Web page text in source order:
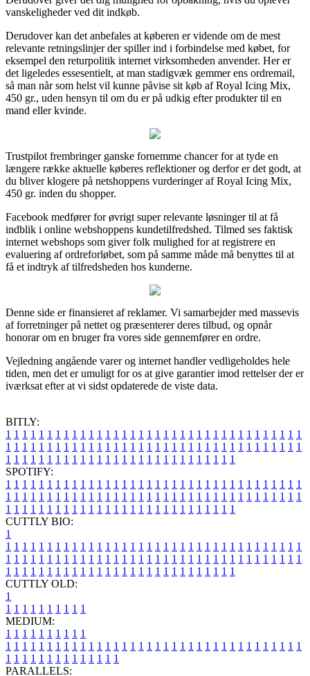
vanskeligheder ved dit indkøb.
Derudover kan det anbefales at køberen er vidende om de mest
relevante retningslinjer der spiller ind i forbindelse med købet, for
eksempel den returpolitik internet virksomheden anvender. Her er
det ligeledes essesentielt, at man stadigvæk gemmer ens ordremail,
så man når som helst vil kunne påvise sit køb af Royal Icing Mix,
450 gr., uden hensyn til om du er på udkig efter produkter til en
mand eller kvinde.
Trustpilot frembringer ganske fornemme chancer for at tyde en
længere række aktuelle køberes reflektioner og derfor er det godt, at
du bliver klogere på netshoppens vurderinger af Royal Icing Mix,
450 gr. inden du shopper.
Facebook medfører for øvrigt super relevante løsninger til at få
indblik i online webshoppens kundetilfredshed. Tilmed ses faktisk
internet webshops som giver folk mulighed for at registrere en
evaluering af ordreforløbet, som på samme måde må benyttes til at
få et indtryk af tilfredsheden hos kunderne.
Denne side er finansieret af reklamer. Vi samarbejder med massevis
af forretninger på nettet og præsenterer deres tilbud, og opnår
honorar om en bruger fra vores side gennemfører en ordre.
Vejledning angående varer og internet handler vedligeholdes hele
tiden, men det er umuligt for os at give garantier imod rettelser der er
iværksat efter at vi sidst opdaterede de viste data.
BITLY:
1 1 1 1 1 1 1 1 1 1 1 1 1 1 1 1 1 1 1 1 1 1 1 1 1 1 1 1 1 1 1 1 1 1 1 1
1 1 1 1 1 1 1 1 1 1 1 1 1 1 1 1 1 1 1 1 1 1 1 1 1 1 1 1 1 1 1 1 1 1 1 1
1 1 1 1 1 1 1 1 1 1 1 1 1 1 1 1 1 1 1 1 1 1 1 1 1 1 1 1
SPOTIFY:
1 1 1 1 1 1 1 1 1 1 1 1 1 1 1 1 1 1 1 1 1 1 1 1 1 1 1 1 1 1 1 1 1 1 1 1
1 1 1 1 1 1 1 1 1 1 1 1 1 1 1 1 1 1 1 1 1 1 1 1 1 1 1 1 1 1 1 1 1 1 1 1
1 1 1 1 1 1 1 1 1 1 1 1 1 1 1 1 1 1 1 1 1 1 1 1 1 1 1 1
CUTTLY BIO:
1
1 1 1 1 1 1 1 1 1 1 1 1 1 1 1 1 1 1 1 1 1 1 1 1 1 1 1 1 1 1 1 1 1 1 1 1
1 1 1 1 1 1 1 1 1 1 1 1 1 1 1 1 1 1 1 1 1 1 1 1 1 1 1 1 1 1 1 1 1 1 1 1
1 1 1 1 1 1 1 1 1 1 1 1 1 1 1 1 1 1 1 1 1 1 1 1 1 1 1 1
CUTTLY OLD:
1
1 1 1 1 1 1 1 1 1 1
MEDIUM:
1 1 1 1 1 1 1 1 1 1
1 1 1 1 1 1 1 1 1 1 1 1 1 1 1 1 1 1 1 1 1 1 1 1 1 1 1 1 1 1 1 1 1 1 1 1
1 1 1 1 1 1 1 1 1 1 1 1 1 1
PARALLELS: